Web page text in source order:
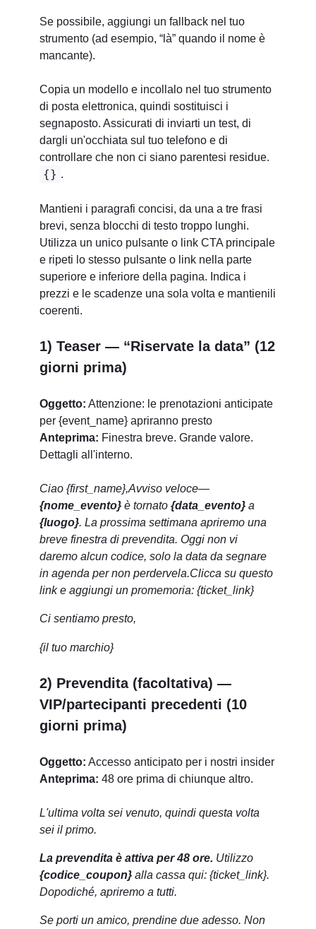
Se possibile, aggiungi un fallback nel tuo
strumento (ad esempio, “là” quando il nome è
mancante).
Copia un modello e incollalo nel tuo strumento
di posta elettronica, quindi sostituisci i
segnaposto. Assicurati di inviarti un test, di
dargli un'occhiata sul tuo telefono e di
controllare che non ci siano parentesi residue.
{} .
Mantieni i paragrafi concisi, da una a tre frasi
brevi, senza blocchi di testo troppo lunghi.
Utilizza un unico pulsante o link CTA principale
e ripeti lo stesso pulsante o link nella parte
superiore e inferiore della pagina. Indica i
prezzi e le scadenze una sola volta e mantienili
coerenti.
1) Teaser — “Riservate la data” (12
giorni prima)
Oggetto: Attenzione: le prenotazioni anticipate
per {event_name} apriranno presto
Anteprima: Finestra breve. Grande valore.
Dettagli all'interno.
Ciao {first_name},Avviso veloce—
{nome_evento} è tornato {data_evento} a
{luogo}. La prossima settimana apriremo una
breve finestra di prevendita. Oggi non vi
daremo alcun codice, solo la data da segnare
in agenda per non perdervela.Clicca su questo
link e aggiungi un promemoria: {ticket_link}
Ci sentiamo presto,
{il tuo marchio}
2) Prevendita (facoltativa) —
VIP/partecipanti precedenti (10
giorni prima)
Oggetto: Accesso anticipato per i nostri insider
Anteprima: 48 ore prima di chiunque altro.
L'ultima volta sei venuto, quindi questa volta
sei il primo.
La prevendita è attiva per 48 ore. Utilizzo
{codice_coupon} alla cassa qui: {ticket_link}.
Dopodiché, apriremo a tutti.
Se porti un amico, prendine due adesso. Non